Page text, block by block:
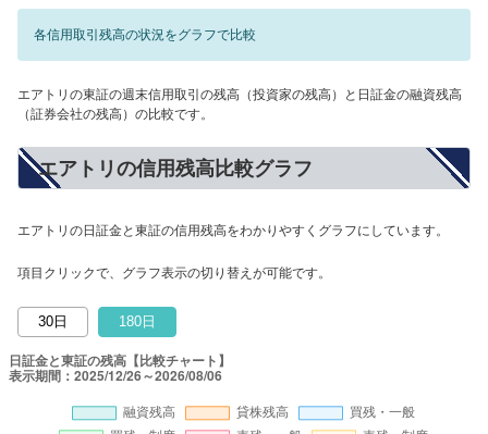
各信用取引残高の状況をグラフで比較
エアトリの東証の週末信用取引の残高（投資家の残高）と日証金の融資残高
（証券会社の残高）の比較です。
エアトリの信用残高比較グラフ
エアトリの日証金と東証の信用残高をわかりやすくグラフにしています。
項目クリックで、グラフ表示の切り替えが可能です。
30日 180日